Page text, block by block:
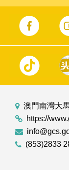
澳門南灣大
https://
(853)2833